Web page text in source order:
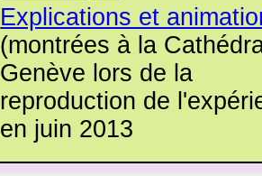
Explications et
(montrées à la
Genève lors de la
reproduction de
en juin 2013